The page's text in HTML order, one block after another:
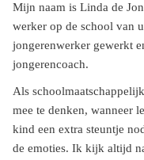
Mijn naam is Linda de
werker op de school van
jongerenwerker gewerkt
jongerencoach.
Als
mee te denken, wanneer
kind een extra steuntje
de emoties. Ik kijk altijd